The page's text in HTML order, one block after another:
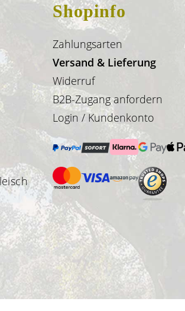
Shopinfo
Zahlungsarten
Versand & Lieferung
Widerruf
B2B-Zugang anfordern
Login / Kundenkonto